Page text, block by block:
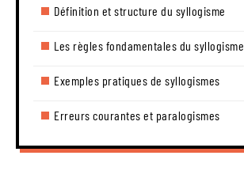
Définition et structure du syllogisme
Les règles fondamentales du syllogisme
Exemples pratiques de syllogismes
Erreurs courantes et paralogismes